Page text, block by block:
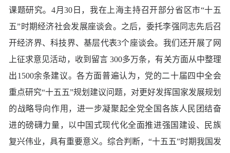
课题研究。4月30日，我在上海主持召开部分省区市“十五
五”时期经济社会发展座谈会。之后，委托李强同志先后召
开经济界、科技界、基层代表3个座谈会。我们还开展了网
上征求意见活动，收到留言 300多万条，有关方面从中整理
出1500余条建议。各方面普遍认为，党的二十届四中全会
重点研究“十五五”规划建议问题，对更好发挥国家发展规划
的战略导向作用，进一步凝聚起全党全国各族人民团结奋
进的磅礴力量，以中国式现代化全面推进强国建设、民族
复兴伟业，具有重要意义。综合判断，“十五五”时期我国发